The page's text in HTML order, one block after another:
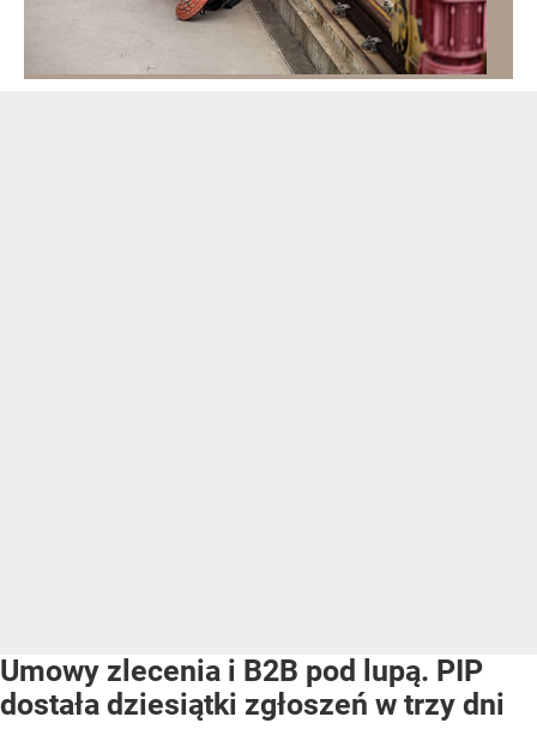
Umowy zlecenia i B2B pod lupą. PIP
dostała dziesiątki zgłoszeń w trzy dni